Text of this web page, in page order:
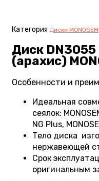
Категория Диски MONOSEM
Диск
(арахис)
Особенности и
Идеальная
сеялок:
NG Plus,
Тело диска
нержавеющей
Срок
оригинальным